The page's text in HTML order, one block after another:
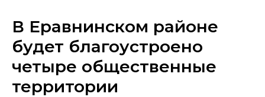
В Еравнинском районе
будет благоустроено
четыре общественные
территории